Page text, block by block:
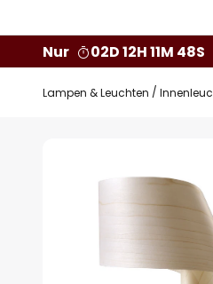
Nur
02D 12H 11M 47S
Lampen & Leuchten